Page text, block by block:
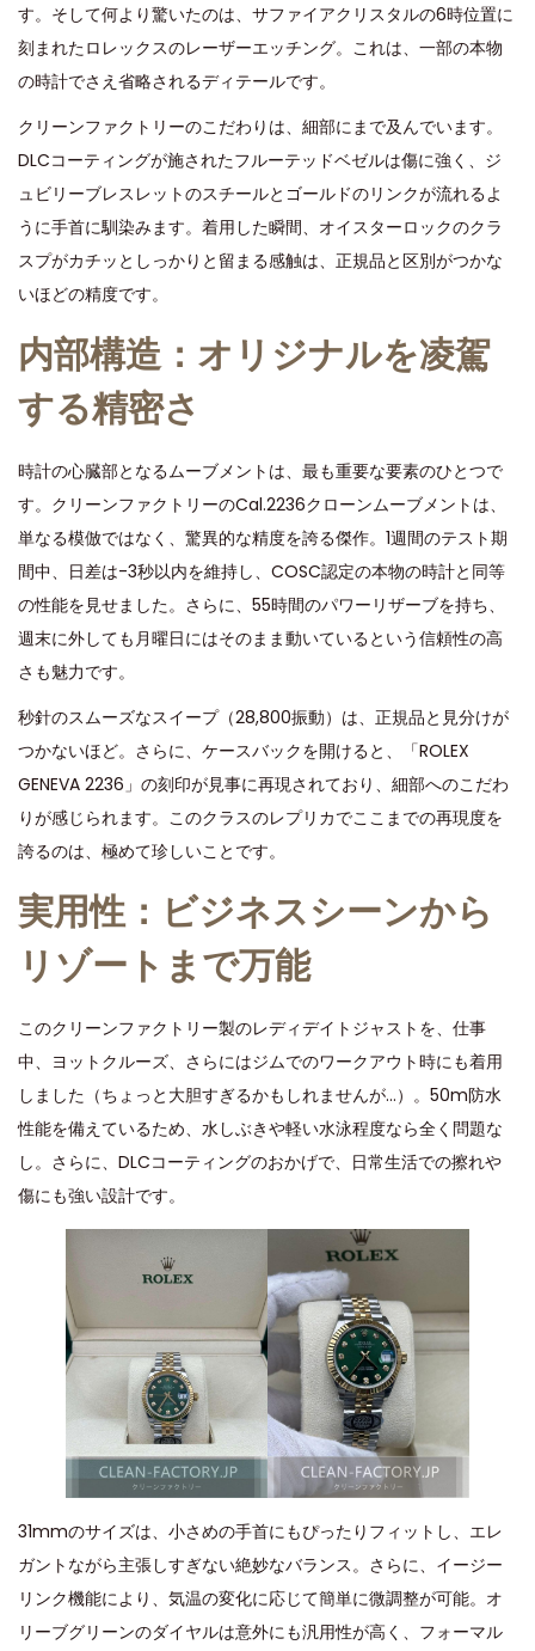
す。そして何より驚いたのは、サファイアクリスタルの6時位置に
刻まれたロレックスのレーザーエッチング。これは、一部の本物
の時計でさえ省略されるディテールです。
クリーンファクトリーのこだわりは、細部にまで及んでいます。
DLCコーティングが施されたフルーテッドベゼルは傷に強く、ジ
ュビリーブレスレットのスチールとゴールドのリンクが流れるよ
うに手首に馴染みます。着用した瞬間、オイスターロックのクラ
スプがカチッとしっかりと留まる感触は、正規品と区別がつかな
いほどの精度です。
内部構造：オリジナルを凌駕
する精密さ
時計の心臓部となるムーブメントは、最も重要な要素のひとつで
す。クリーンファクトリーのCal.2236クローンムーブメントは、
単なる模倣ではなく、驚異的な精度を誇る傑作。1週間のテスト期
間中、日差は-3秒以内を維持し、COSC認定の本物の時計と同等
の性能を見せました。さらに、55時間のパワーリザーブを持ち、
週末に外しても月曜日にはそのまま動いているという信頼性の高
さも魅力です。
秒針のスムーズなスイープ（28,800振動）は、正規品と見分けが
つかないほど。さらに、ケースバックを開けると、「ROLEX
GENEVA 2236」の刻印が見事に再現されており、細部へのこだわ
りが感じられます。このクラスのレプリカでここまでの再現度を
誇るのは、極めて珍しいことです。
実用性：ビジネスシーンから
リゾートまで万能
このクリーンファクトリー製のレディデイトジャストを、仕事
中、ヨットクルーズ、さらにはジムでのワークアウト時にも着用
しました（ちょっと大胆すぎるかもしれませんが…）。50m防水
性能を備えているため、水しぶきや軽い水泳程度なら全く問題な
し。さらに、DLCコーティングのおかげで、日常生活での擦れや
傷にも強い設計です。
31mmのサイズは、小さめの手首にもぴったりフィットし、エレ
ガントながら主張しすぎない絶妙なバランス。さらに、イージー
リンク機能により、気温の変化に応じて簡単に微調整が可能。オ
リーブグリーンのダイヤルは意外にも汎用性が高く、フォーマル